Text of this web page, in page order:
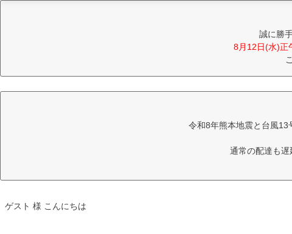
誠に勝
8月12日(水)正
令和8年熊本地震と台風13
通常の配達も遅
ゲスト 様 こんにちは